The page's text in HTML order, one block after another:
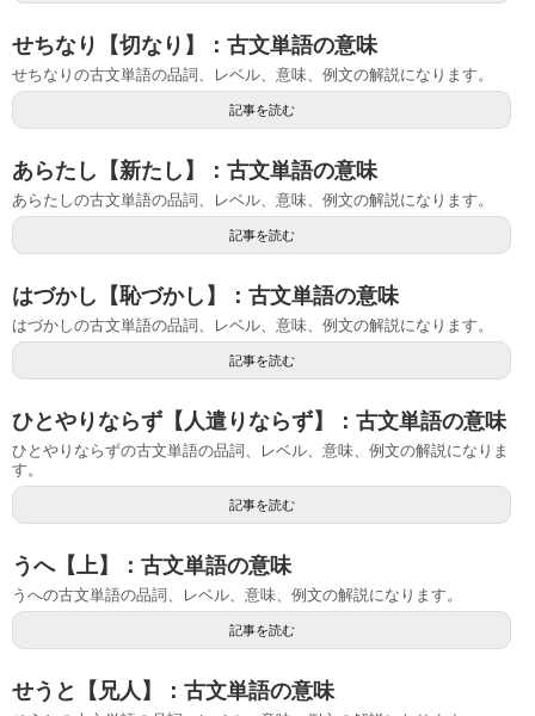
せちなり【切なり】：古文単語の意味
せちなりの古文単語の品詞、レベル、意味、例文の解説になります。
記事を読む
あらたし【新たし】：古文単語の意味
あらたしの古文単語の品詞、レベル、意味、例文の解説になります。
記事を読む
はづかし【恥づかし】：古文単語の意味
はづかしの古文単語の品詞、レベル、意味、例文の解説になります。
記事を読む
ひとやりならず【人遣りならず】：古文単語の意味
ひとやりならずの古文単語の品詞、レベル、意味、例文の解説になりま
す。
記事を読む
うへ【上】：古文単語の意味
うへの古文単語の品詞、レベル、意味、例文の解説になります。
記事を読む
せうと【兄人】：古文単語の意味